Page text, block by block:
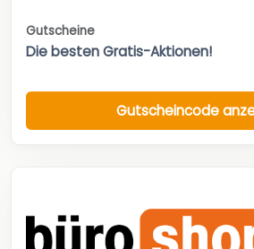
Gutscheine
Die besten Gratis-Aktionen!
Gutscheincode